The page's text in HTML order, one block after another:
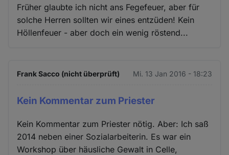
Früher glaubte ich nicht ans Fegefeuer, aber für
solche Herren sollten wir eines entzüden! Kein
Höllenfeuer - aber doch ein wenig röstend...
Frank Sacco (nicht überprüft) Mi. 13 Jan 2016 - 18:23
Kein Kommentar zum Priester
Kein Kommentar zum Priester nötig. Aber: Ich saß
2014 neben einer Sozialarbeiterin. Es war ein
Workshop über häusliche Gewalt in Celle,